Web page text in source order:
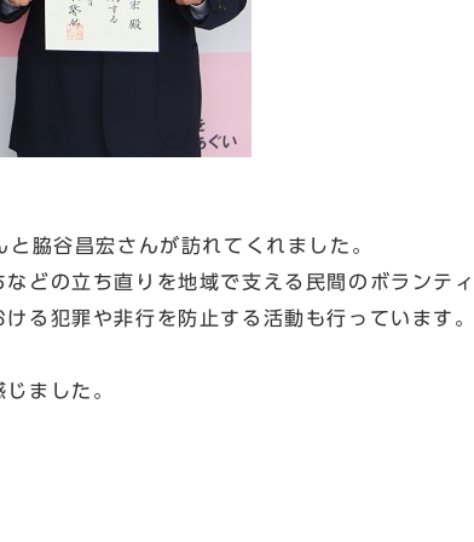
脇谷昌宏さんが訪れてくれました。
どの立ち直りを地域で支える民間のボランティ
る犯罪や非行を防止する活動も行っています。
ました。